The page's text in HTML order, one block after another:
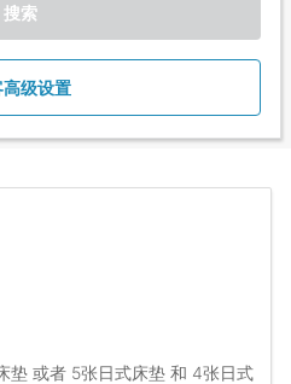
搜索
级设置
垫 或者 5张日式床垫 和 4张日式